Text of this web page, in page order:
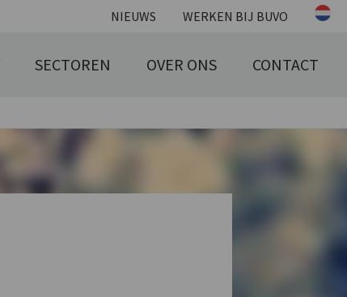
NIEUWS WERKEN BIJ BUVO
SECTOREN OVER ONS CONTACT